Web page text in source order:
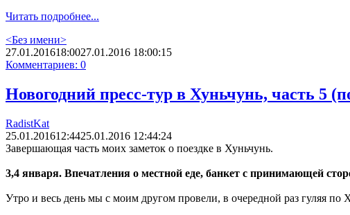
Читать подробнее...
<Без имени>
27.01.201618:0027.01.2016 18:00:15
Комментариев: 0
Новогодний пресс-тур в Хуньчунь, часть 5
RadistKat
25.01.201612:4425.01.2016 12:44:24
Завершающая часть моих заметок о поездке в Хуньчунь.
3,4 января. Впечатления о местной еде, банкет с принимающей
Утро и весь день мы с моим другом провели, в очередной раз гуляя по